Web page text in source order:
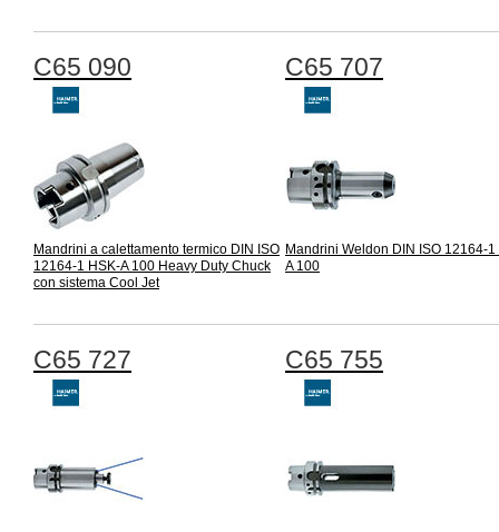
C65 090
Mandrini a calettamento termico DIN ISO
12164-1 HSK-A 100 Heavy Duty Chuck
con sistema Cool Jet
C65 707
Mandrini Weldon DIN ISO 12164-1
A 100
C65 727 C65 755